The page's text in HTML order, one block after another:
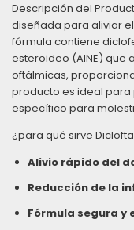
Descripción del
diseñada para aliviar
fórmula contiene
esteroideo (AINE) que
oftálmicas,
producto es ideal para
específico para
¿para qué sirve
Alivio rápido del
Reducción de la
Fórmula segura y